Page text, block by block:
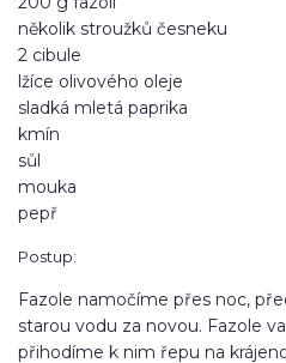
několik stroužků česneku
2 cibule
lžíce olivového oleje
sladká mletá paprika
kmín
sůl
mouka
pepř
Postup:
Fazole namočíme přes noc,
starou vodu za novou. Fazole
přihodíme k nim řepu na